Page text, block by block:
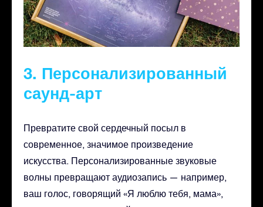
3. Персонализированный
саунд-арт
Превратите свой сердечный посыл в
современное, значимое произведение
искусства. Персонализированные звуковые
волны превращают аудиозапись — например,
ваш голос, говорящий «Я люблю тебя, мама»,